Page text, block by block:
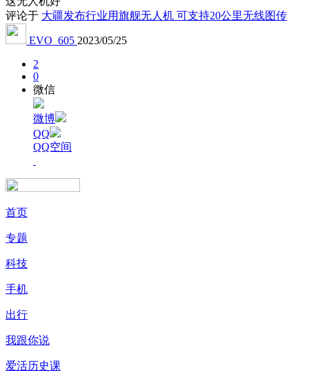
评论于 大疆发布行业用旗舰无人机 可支持20公里无线图传
EVO_605 2023/05/25
2
0
微信
微博
QQ
QQ空间
首页
专题
科技
手机
出行
我跟你说
爱活历史课